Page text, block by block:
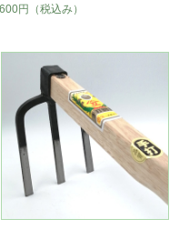
円 （税込み）